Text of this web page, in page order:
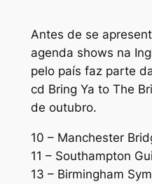
Antes de se
agenda shows na
pelo país faz parte
cd Bring Ya to The
de outubro.
10 – Manchester
11 – Southampton
13 – Birmingham